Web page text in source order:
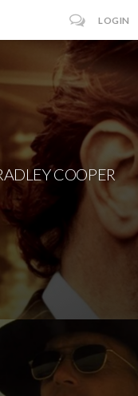
LOGIN
COOPER